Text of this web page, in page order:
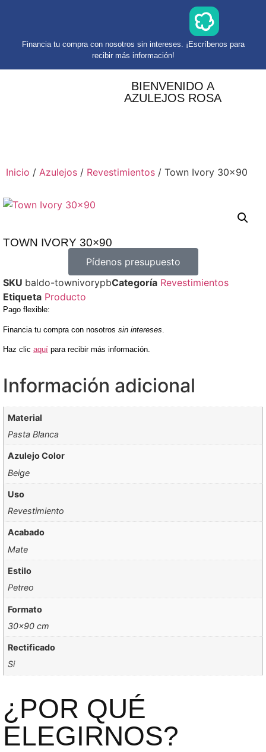
Financia tu compra con nosotros sin intereses. ¡Escríbenos para
recibir más información!
BIENVENIDO A
AZULEJOS ROSA
Inicio / Azulejos / Revestimientos / Town Ivory 30×90
TOWN IVORY 30×90
Pídenos presupuesto
SKU baldo-townivorypbCategoría Revestimientos
Etiqueta Producto
Pago flexible:
Financia tu compra con nosotros sin intereses
Haz clic aquí para recibir más información.
Información adicional
Material
Pasta Blanca
Azulejo Color
Beige
Uso
Revestimiento
Acabado
Mate
Estilo
Petreo
Formato
30×90 cm
Rectificado
Si
¿POR QUÉ
ELEGIRNOS?